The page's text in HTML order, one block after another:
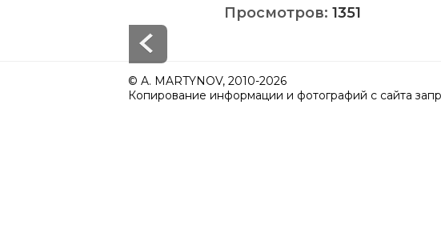
Просмотров: 1351
© A. MARTYNOV, 2010-2026
Копирование информации и фотографий с сайта